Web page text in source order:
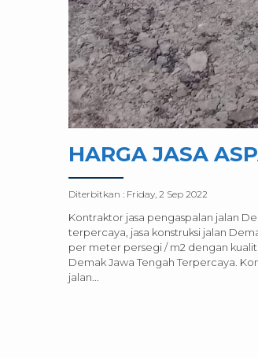
HARGA JASA
Diterbitkan : Friday, 2 Sep 2022
Kontraktor jasa pengaspalan jalan
terpercaya, jasa konstruksi jalan
per meter persegi / m2 dengan
Demak Jawa Tengah Terpercaya.
jalan...